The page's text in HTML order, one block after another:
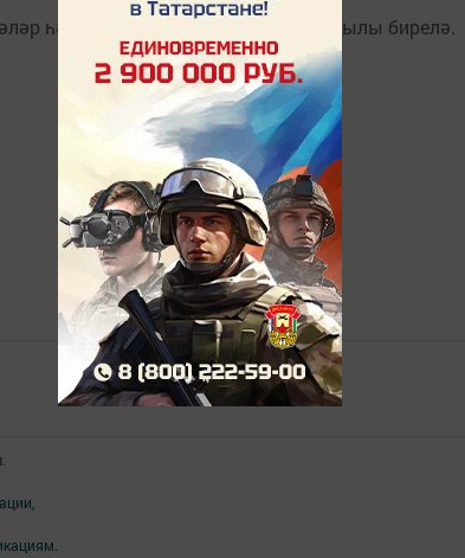
һәм социаль учреждениеләргә җылы бирелә.
Төрле темалар